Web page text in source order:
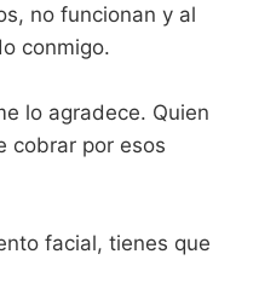
no funcionan y al
conmigo.
lo agradece. Quien
cobrar por esos
facial, tienes que